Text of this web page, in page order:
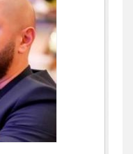
עו"ד
משפט
וחקירות
משרד
פלילי